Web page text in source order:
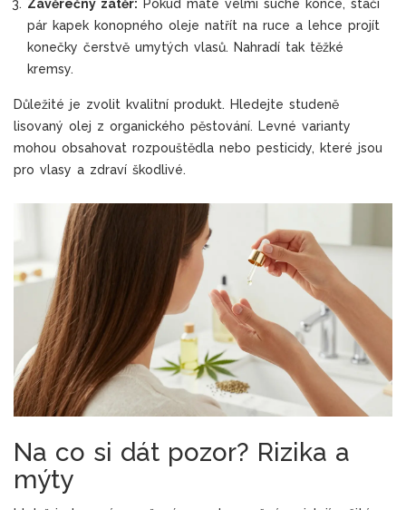
Závěrečný zátěr: Pokud máte velmi suché konce, stačí
pár kapek konopného oleje natřít na ruce a lehce projít
konečky čerstvě umytých vlasů. Nahradí tak těžké
kremsy.
Důležité je zvolit kvalitní produkt. Hledejte studeně
lisovaný olej z organického pěstování. Levné varianty
mohou obsahovat rozpouštědla nebo pesticidy, které jsou
pro vlasy a zdraví škodlivé.
Na co si dát pozor? Rizika a
mýty